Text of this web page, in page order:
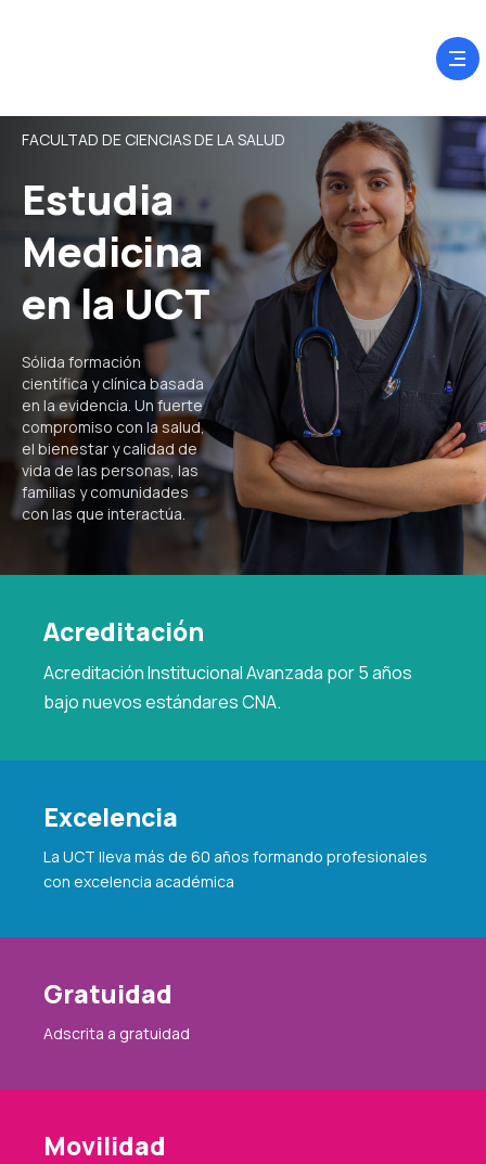
FACULTAD DE CIENCIAS DE LA SALUD
Estudia
Medicina
en la UCT
Sólida formación
científica y clínica basada
en la evidencia. Un fuerte
compromiso con la salud,
el bienestar y calidad de
vida de las personas, las
familias y comunidades
con las que interactúa.
Acreditación
Acreditación Institucional Avanzada por 5 años
bajo nuevos estándares CNA.
Excelencia
La UCT lleva más de 60 años formando profesionales
con excelencia académica
Gratuidad
Adscrita a gratuidad
Movilidad